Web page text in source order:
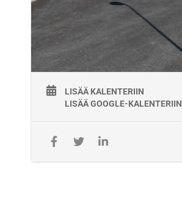
LISÄÄ KALENTERIIN
LISÄÄ GOOGLE-KALENTERIIN